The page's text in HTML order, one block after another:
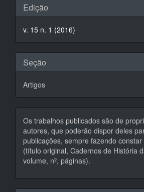
Detalhes
do
artigo
Edição
v. 15 n. 1 (2016)
Seção
Artigos
Os trabalhos publicados são de
autores, que poderão dispor deles
publicações, sempre fazendo
(título original, Cadernos de História
volume, nº, páginas).